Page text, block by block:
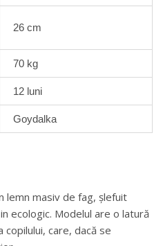
26 cm
70 kg
12 luni
Goydalka
lemn masiv de fag, șlefuit
ecologic. Modelul are o latură
care, dacă se